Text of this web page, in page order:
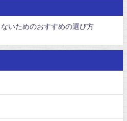
いためのおすすめの選び方